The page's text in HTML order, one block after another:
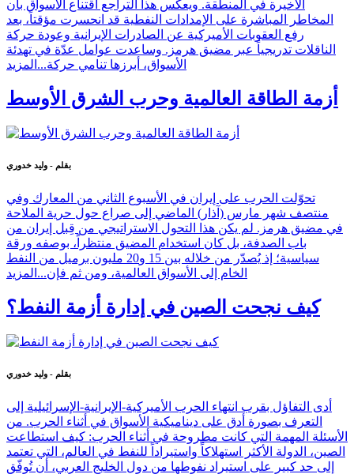
الأخيرة في المنطقة. ويعكس هذا التراجع اقتناع الأسواق بأن
المخاطر المباشرة على الإمدادات النفطية قد انحسرت مؤقتاً، بعد
رفع العقوبات الأميركية عن الصادرات الإيرانية وعودة حركة
الناقلات تدريجياً عبر مضيق هرمز. وساعدت عوامل عدّة في تهدئة
الأسواق، أبرزها تنامي حركة... المزيد
أزمة الطاقة العالمية وحرب الشرق الأوسط
بقلم - وليد خدوري
تحوّلت الحرب على إيران في الأسبوع الثاني من المعارك وفي
منتصف شهر مارس (آذار) الماضي إلى صراع حول حرية الملاحة
في مضيق هرمز. لم يكن هذا التحول الاستراتيجي من قِبل إيران من
باب الصدفة، بل كان استخدام المضيق منتظراً، بوصفه ورقة
سياسية؛ إذ يُصدّر من خلاله بين 15 و20 مليون برميل من النفط
الخام إلى الأسواق العالمية، ومن ثم فإن... المزيد
كيف نجحت الصين في إدارة أزمة النفط؟
بقلم - وليد خدوري
أدى التفاؤل بقرب انتهاء الحرب الأميركية-الإيرانية-الإسرائيلية إلى
التعرف بصورة أدق على ديناميكية الأسواق في أثناء الحرب. من
الأسئلة المهمة التي كانت مطروحة في أثناء الحرب: كيف استطاعت
الصين، الدولة الأكثر استهلاكاً واستيراداً للنفط في العالم، التي تعتمد
إلى حد كبير على استيراد نفوطها من دول الخليج العربي، أن تُوفّق